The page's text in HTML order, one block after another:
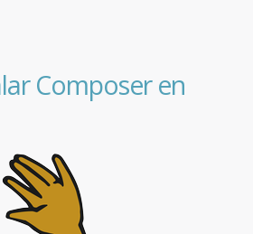
Composer en